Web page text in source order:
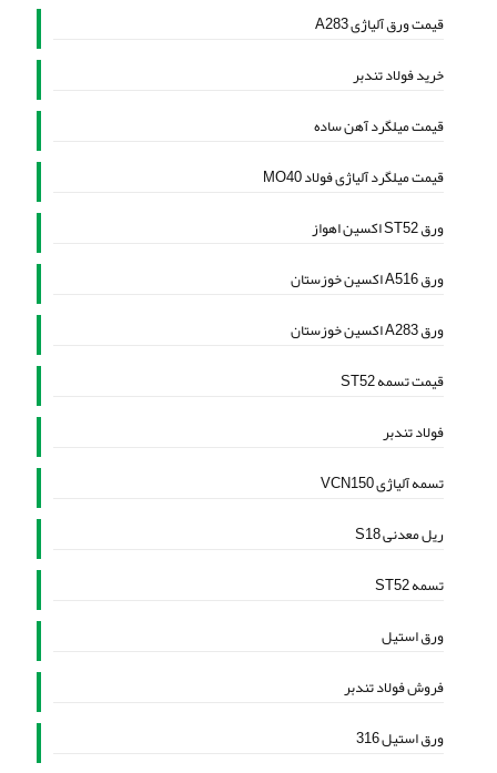
قیمت ورق آلیاژی A283
خرید فولاد تندبر
قیمت میلگرد آهن ساده
قیمت میلگرد آلیاژی فولاد MO40
ورق ST52 اکسین اهواز
ورق A516 اکسین خوزستان
ورق A283 اکسین خوزستان
قیمت تسمه ST52
فولاد تندبر
تسمه آلیاژی VCN150
ریل معدنی S18
تسمه ST52
ورق استیل
فروش فولاد تندبر
ورق استیل 316